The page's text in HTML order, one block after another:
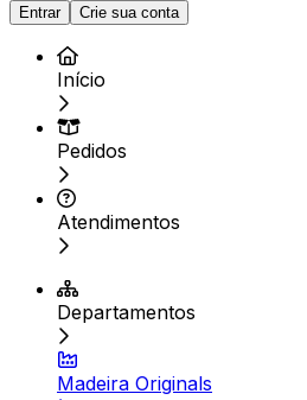
Entrar Crie sua conta
Início
Pedidos
Atendimentos
Departamentos
Madeira Originals